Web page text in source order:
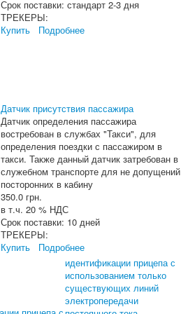
Срок поставки: стандарт 2-3 дня
ТРЕКЕРЫ:
Купить
Подробнее
Датчик присутствия пассажира
Датчик определения пассажира
востребован в службах "Такси", для
определения поездки с пассажиром в
такси. Также данный датчик затребован в
служебном транспорте для не допущений
посторонних в кабину
350.0 грн.
в т.ч. 20 % НДС
Срок поставки: 10 дней
ТРЕКЕРЫ:
Купить
Подробнее
идентификации прицепа с
использованием только
существующих линий
электропередачи